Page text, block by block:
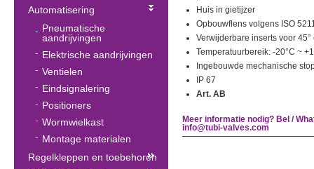
Huis in gietijzer
Opbouwflens volgens ISO
Verwijderbare inserts voor 45°
Temperatuurbereik: -20°C ~
Ingebouwde mechanische
IP 67
Art. AB
Meer informatie nodig? Bel /
info@tubi-valves.com
Automatisering
Pneumatische
aandrijvingen
Elektrische aandrijvingen
Ventielen
Eindsignalering
Positioners
Wormwielkast
Montage materialen
Regelkleppen en toebehoren